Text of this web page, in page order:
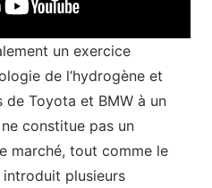
un exercice
de l’hydrogène et
de Toyota et BMW à un
constitue pas un
marché, tout comme le
plusieurs